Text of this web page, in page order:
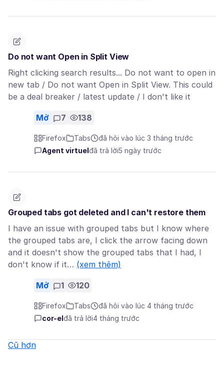
Do not want Open in Split View
Right clicking search results... Do not want to open in
new tab / Do not want Open in Split View. This could
be a deal breaker / latest update / I don't like it
Mở 7 138
Firefox Tabs
đã hỏi vào lúc 3 tháng trước
Agent virtuel đã trả lời5 ngày trước
Grouped tabs got deleted and I can't restore them
I have an issue with grouped tabs but I know where
the grouped tabs are, I click the arrow facing down
and it doesn't show the grouped tabs that I had, I
don't know if it… (xem thêm)
Mở 1 120
Firefox Tabs
đã hỏi vào lúc 4 tháng trước
cor-el đã trả lời4 tháng trước
Cũ hơn